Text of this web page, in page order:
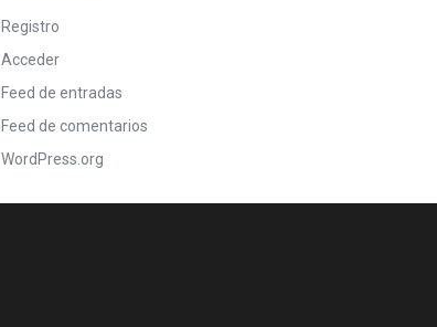
Registro
Acceder
Feed de entradas
Feed de comentarios
WordPress.org